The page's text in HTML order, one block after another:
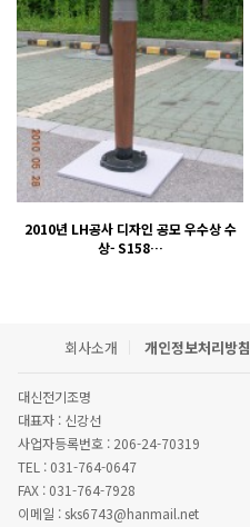
2010년 LH공사 디자인 공모 우수상 수
상- S158…
회사소개 개인정보처리방침
대신전기조명
대표자 : 신강선
사업자등록번호 : 206-24-70319
TEL : 031-764-0647
FAX : 031-764-7928
이메일 : sks6743@hanmail.net